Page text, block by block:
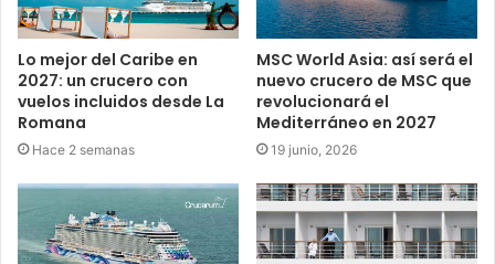
Lo mejor del Caribe en
2027: un crucero con
vuelos incluidos desde La
Romana
Hace 2 semanas
MSC World Asia: así será el
nuevo crucero de MSC que
revolucionará el
Mediterráneo en 2027
19 junio, 2026